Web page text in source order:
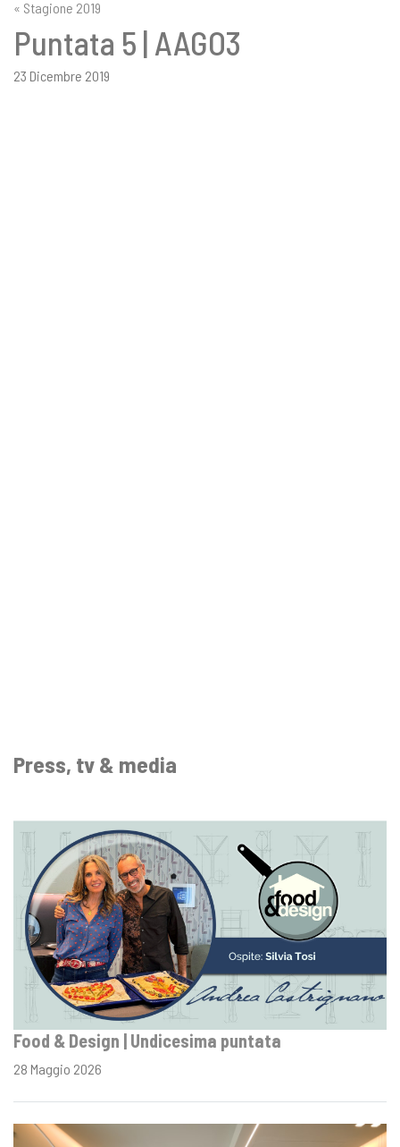
« Stagione 2019
Puntata 5 | AAGO3
23 Dicembre 2019
Press, tv & media
Food & Design | Undicesima puntata
28 Maggio 2026